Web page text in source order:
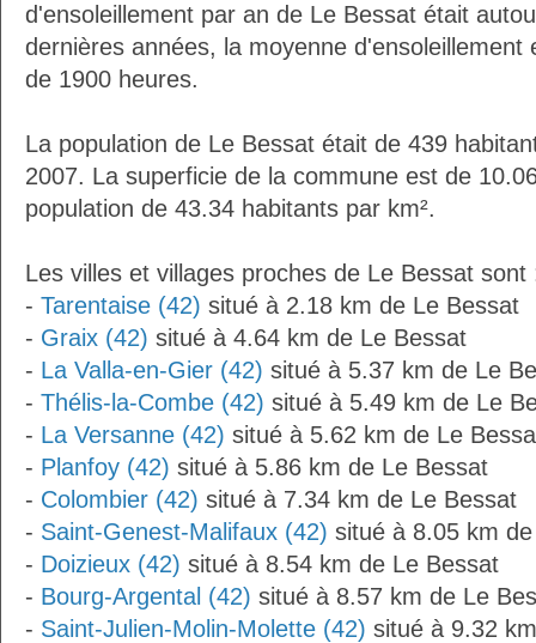
d'ensoleillement par an de Le Bessat était
dernières années, la moyenne d'ensoleillement
de 1900 heures.
La population de Le Bessat était de 439
2007. La superficie de la commune est de
population de 43.34 habitants par km².
Les villes et villages proches de Le Bessat sont
- Tarentaise (42) situé à 2.18 km de Le Bessat
- Graix (42) situé à 4.64 km de Le Bessat
- La Valla-en-Gier (42) situé à 5.37 km de Le
- Thélis-la-Combe (42) situé à 5.49 km de Le
- La Versanne (42) situé à 5.62 km de Le
- Planfoy (42) situé à 5.86 km de Le Bessat
- Colombier (42) situé à 7.34 km de Le Bessat
- Saint-Genest-Malifaux (42) situé à 8.05 km
- Doizieux (42) situé à 8.54 km de Le Bessat
- Bourg-Argental (42) situé à 8.57 km de Le
- Saint-Julien-Molin-Molette (42) situé à 9.32